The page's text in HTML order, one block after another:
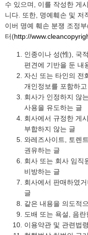
수 있으며, 이를 작성한 게
니다. 또한, 명예훼손 및 저
이버 명예 훼손 분쟁 조정
터(http://
인종이나 성(性), 국
편견에 기반을 둔 내
자신 또는 타인의 전
개인정보를 포함하
회사가 인정하지 않
사용을 유도하는 글
회사에서 규정한 게
부합하지 않는 글
와레즈사이트, 토렌
권유하는 글
회사 또는 회사 임직
비방하는 글
회사에서 판매하였
글
같은 내용을 의도적
도배 또는 욕설, 음
이용약관 및 관련법